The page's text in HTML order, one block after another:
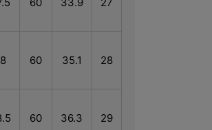
60 33.9 27
60 35.1 28
60 36.3 29